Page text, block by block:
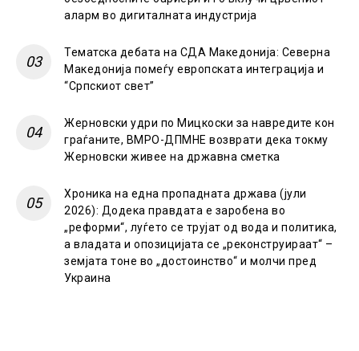
аларм во дигиталната индустрија
Тематска дебата на СДА Македонија: Северна
Македонија помеѓу европската интеграција и
“Српскиот свет”
Жерновски удри по Мицкоски за навредите кон
граѓаните, ВМРО-ДПМНЕ возврати дека токму
Жерновски живее на државна сметка
Хроника на една пропадната држава (јули
2026): Додека правдата е заробена во
„реформи“, луѓето се трујат од вода и политика,
а владата и опозицијата се „реконструираат“ –
земјата тоне во „достоинство“ и молчи пред
Украина